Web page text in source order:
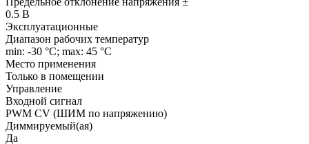
0.5 В
Эксплуатационные
Диапазон рабочих температур
min: -30 °C; max: 45 °C
Место применения
Только в помещении
Управление
Входной сигнал
PWM СV (ШИМ по напряжению)
Диммируемый(ая)
Да